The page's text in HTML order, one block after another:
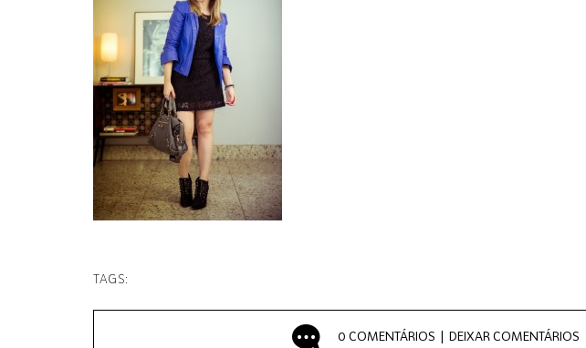
TAGS:
0 COMENTÁRIOS | DEIXAR COMENTÁRIOS